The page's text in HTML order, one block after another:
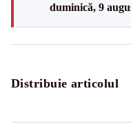
duminică, 9
Distribuie articolul